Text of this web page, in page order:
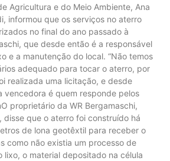
Agricultura e do Meio Ambiente, Ana
informou que os serviços no aterro
no final do ano passado à
que desde então é a responsável
e a manutenção do local. “Não temos
adequado para tocar o aterro, por
realizada uma licitação, e desde
vencedora é quem responde pelos
proprietário da WR Bergamaschi,
disse que o aterro foi construído há
de lona geotêxtil para receber o
como não existia um processo de
lixo, o material depositado na célula